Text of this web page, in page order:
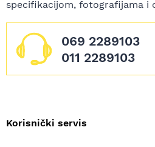
specifikacijom, fotografijama i
069 2289103
011 2289103
Korisnički servis